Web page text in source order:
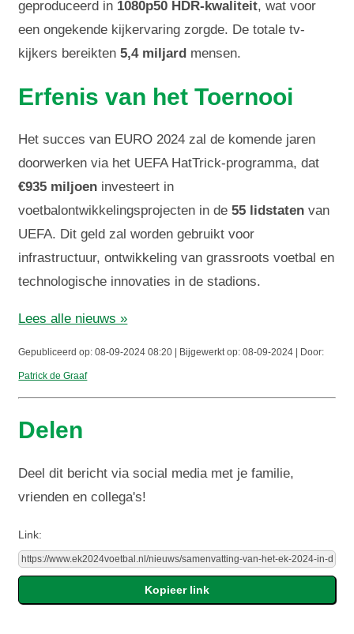
geproduceerd in 1080p50 HDR-kwaliteit, wat voor
een ongekende kijkervaring zorgde. De totale tv-
kijkers bereikten5,4 miljard mensen.
Erfenis van het Toernooi
Het succes van EURO 2024 zal de komende jaren
doorwerken via het UEFA HatTrick-programma, dat
€935 miljoen investeert in
voetbalontwikkelingsprojecten in de55 lidstaten van
UEFA. Dit geld zal worden gebruikt voor
infrastructuur, ontwikkeling van grassroots voetbal en
technologische innovaties in de stadions.
Lees alle nieuws »
Gepubliceerd op: 08-09-2024 08:20 | Bijgewerkt op: 08-09-2024 | Door:
Patrick de Graaf
Delen
Deel dit bericht via social media met je familie,
vrienden en collega's!
Link: